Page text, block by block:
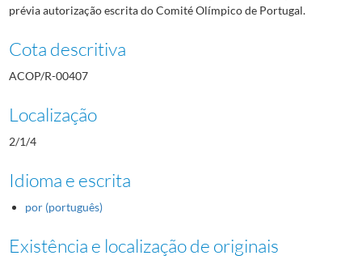
prévia autorização escrita do Comité Olímpico de Portugal.
Cota descritiva
ACOP/R-00407
Localização
2/1/4
Idioma e escrita
por (português)
Existência e localização de originais